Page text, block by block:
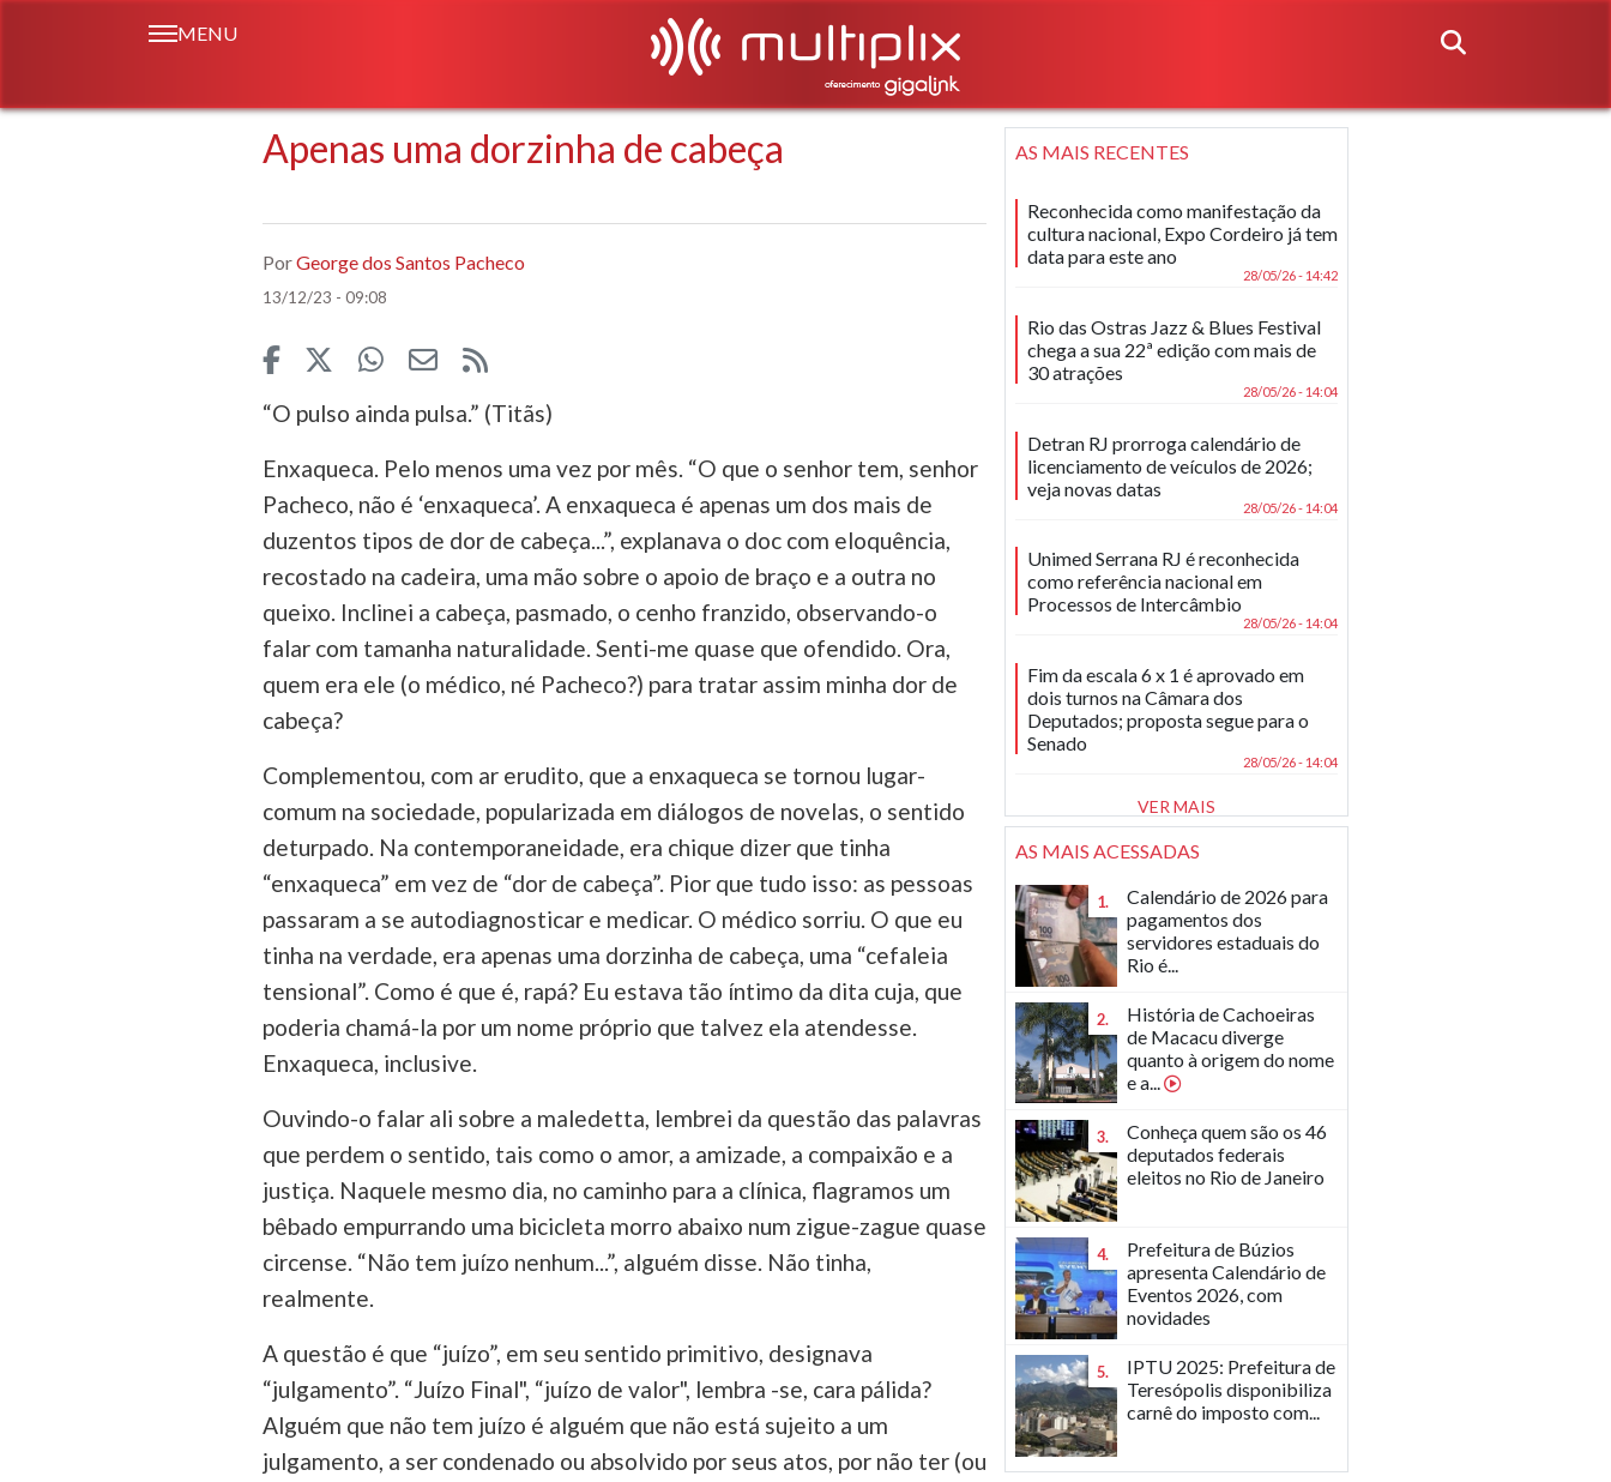
MENU
Apenas uma dorzinha de cabeça
PorGeorge dos Santos Pacheco
13/12/23 - 09:08
“O pulso ainda pulsa.” (Titãs)
Enxaqueca. Pelo menos uma vez por mês. “O que o senhor tem, senhor
Pacheco, não é ‘enxaqueca’. A enxaqueca é apenas um dos mais de
duzentos tipos de dor de cabeça...”, explanava o doc com eloquência,
recostado na cadeira, uma mão sobre o apoio de braço e a outra no
queixo. Inclinei a cabeça, pasmado, o cenho franzido, observando-o
falar com tamanha naturalidade. Senti-me quase que ofendido. Ora,
quem era ele (o médico, né Pacheco?) para tratar assim minha dor de
cabeça?
Complementou, com ar erudito, que a enxaqueca se tornou lugar-
comum na sociedade, popularizada em diálogos de novelas, o sentido
deturpado. Na contemporaneidade, era chique dizer que tinha
“enxaqueca” em vez de “dor de cabeça”. Pior que tudo isso: as pessoas
passaram a se autodiagnosticar e medicar. O médico sorriu. O que eu
tinha na verdade, era apenas uma dorzinha de cabeça, uma “cefaleia
tensional”. Como é que é, rapá? Eu estava tão íntimo da dita cuja, que
poderia chamá-la por um nome próprio que talvez ela atendesse.
Enxaqueca, inclusive.
Ouvindo-o falar ali sobre a maledetta, lembrei da questão das palavras
que perdem o sentido, tais como o amor, a amizade, a compaixão e a
justiça. Naquele mesmo dia, no caminho para a clínica, flagramos um
bêbado empurrando uma bicicleta morro abaixo num zigue-zague quase
circense. “Não tem juízo nenhum...”, alguém disse. Não tinha,
realmente.
A questão é que “juízo”, em seu sentido primitivo, designava
“julgamento”. “Juízo Final", “juízo de valor", lembra -se, cara pálida?
Alguém que não tem juízo é alguém que não está sujeito a um
julgamento, a ser condenado ou absolvido por seus atos, por não ter (ou
AS MAIS RECENTES
Reconhecida como manifestação da
cultura nacional, Expo Cordeiro já tem
data para este ano
28/05/26 - 14:42
Rio das Ostras Jazz & Blues Festival
chega a sua 22ª edição com mais de
30 atrações
28/05/26 - 14:04
Detran RJ prorroga calendário de
licenciamento de veículos de 2026;
veja novas datas
28/05/26 - 14:04
Unimed Serrana RJ é reconhecida
como referência nacional em
Processos de Intercâmbio
28/05/26 - 14:04
Fim da escala 6 x 1 é aprovado em
dois turnos na Câmara dos
Deputados; proposta segue para o
Senado
28/05/26 - 14:04
VER MAIS
AS MAIS ACESSADAS
1.
Calendário de 2026 para
pagamentos dos
servidores estaduais do
Rio é...
2.
História de Cachoeiras
de Macacu diverge
quanto à origem do nome
e a...
3.
Conheça quem são os 46
deputados federais
eleitos no Rio de Janeiro
4.
Prefeitura de Búzios
apresenta Calendário de
Eventos 2026, com
novidades
5.
IPTU 2025: Prefeitura de
Teresópolis disponibiliza
carnê do imposto com...